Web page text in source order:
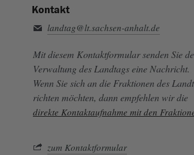
Kontakt
landtag@lt.sachsen-anhalt.de
Mit diesem Kontaktformular senden Sie
Verwaltung des Landtags eine Nachricht.
Wenn Sie sich an die Fraktionen des
richten möchten, dann empfehlen wir die
direkte Kontaktaufnahme mit den
zum Kontaktformular